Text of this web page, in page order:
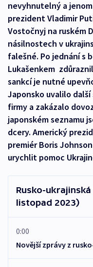
nevyhnutelný a
prezident Vladimir
Vostočnyj na ruském
násilnostech v
falešné. Po jednání s
Lukašenkem
sankcí je nutné
Japonsko uvalilo
firmy a zakázalo
japonském seznamu
dcery. Americký
premiér Boris
urychlit pomoc
Rusko-
listopad 2023)
0:00
Novější zprávy z